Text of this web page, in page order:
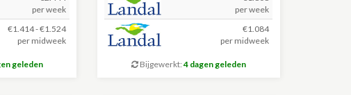
per week
€1.414 - €1.524
per midweek
geleden
per week
€1.084
per midweek
Bijgewerkt:4 dagen geleden